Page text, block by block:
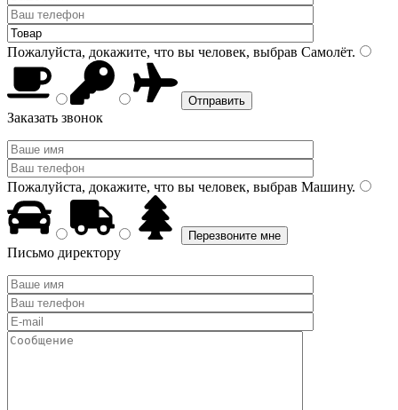
Пожалуйста, докажите, что вы человек, выбрав Самолёт.
Заказать звонок
Пожалуйста, докажите, что вы человек, выбрав Машину.
Письмо директору